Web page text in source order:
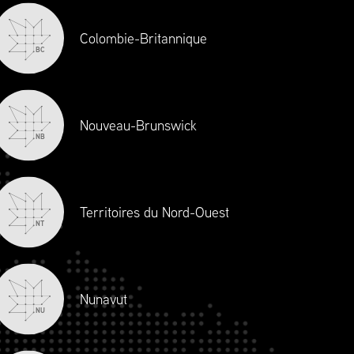
et à la coordination avec les
fluide et de grande qualité.
BC
Colombie-Britannique
NB
Nouveau-Brunswick
NT
Territoires du Nord-Ouest
NU
Nunavut